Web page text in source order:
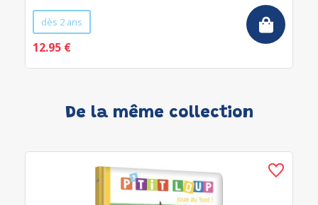
dès 2 ans
12.95 €
De la même collection